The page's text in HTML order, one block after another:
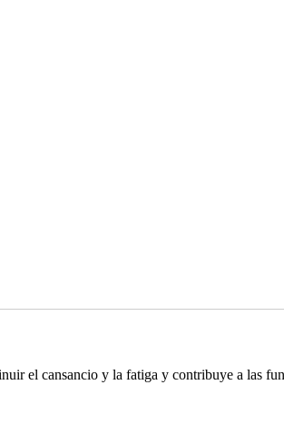
el cansancio y la fatiga y contribuye a las